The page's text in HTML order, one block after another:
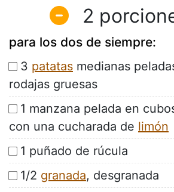
2
para los dos de siempre:
3 patatas medianas
rodajas gruesas
1 manzana pelada en
con una cucharada de limón
1 puñado de rúcula
1/2 granada, desgranada